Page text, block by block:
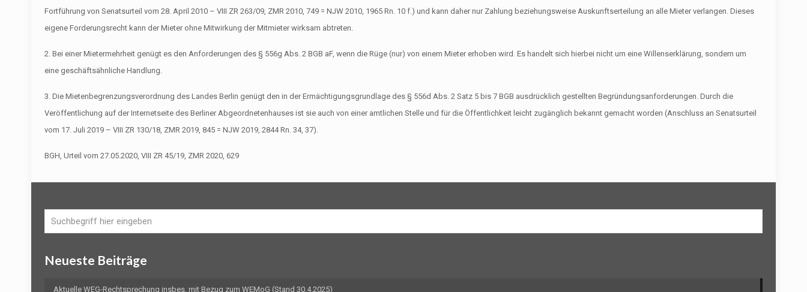
Fortführung von Senatsurteil vom 28. April 2010 – VIII ZR 263/09, ZMR 2010, 749 = NJW 2010, 1965 Rn. 10 f.) und kann daher nur Zahlung beziehungsweise Auskunftserteilung an alle Mieter verlangen. Dieses
eigene Forderungsrecht kann der Mieter ohne Mitwirkung der Mitmieter wirksam abtreten.
2. Bei einer Mietermehrheit genügt es den Anforderungen des § 556g Abs. 2 BGB aF, wenn die Rüge (nur) von einem Mieter erhoben wird. Es handelt sich hierbei nicht um eine Willenserklärung, sondern um
eine geschäftsähnliche Handlung.
3. Die Mietenbegrenzungsverordnung des Landes Berlin genügt den in der Ermächtigungsgrundlage des § 556d Abs. 2 Satz 5 bis 7 BGB ausdrücklich gestellten Begründungsanforderungen. Durch die
Veröffentlichung auf der Internetseite des Berliner Abgeordnetenhauses ist sie auch von einer amtlichen Stelle und für die Öffentlichkeit leicht zugänglich bekannt gemacht worden (Anschluss an Senatsurteil
vom 17. Juli 2019 – VIII ZR 130/18, ZMR 2019, 845 = NJW 2019, 2844 Rn. 34, 37).
BGH, Urteil vom 27.05.2020, VIII ZR 45/19, ZMR 2020, 629
Neueste Beiträge
Aktuelle WEG-Rechtsprechung insbes. mit Bezug zum WEMoG (Stand 30.4.2025)